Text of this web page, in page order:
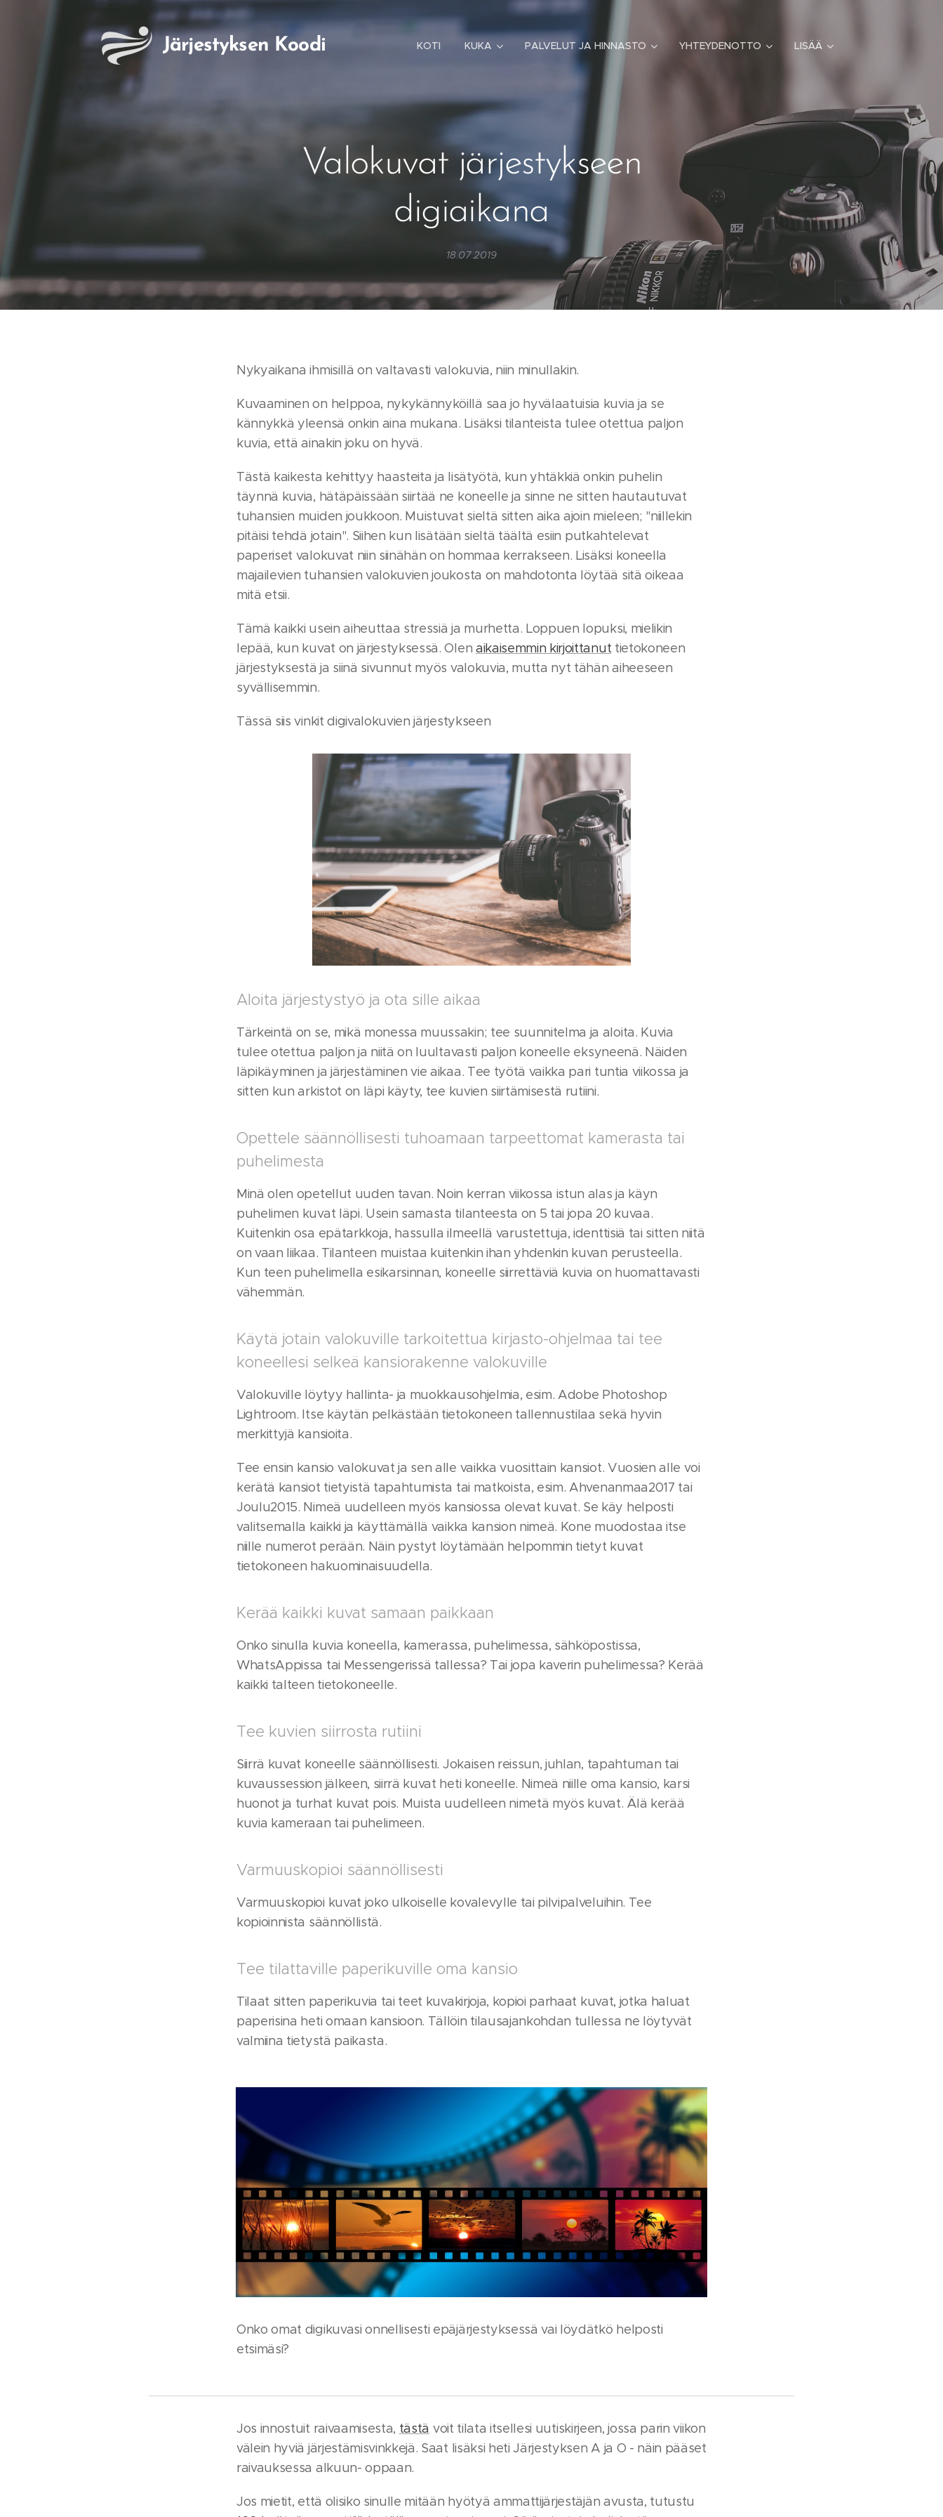
Järjestyksen Koodi KOTI KUKA PALVELUT JA HINNASTO YHTEYDENOTTO LISÄÄ
Valokuvat järjestykseen
digiaikana
18.07.2019
Nykyaikana ihmisillä on valtavasti valokuvia, niin minullakin.
Kuvaaminen on helppoa, nykykännyköillä saa jo hyvälaatuisia kuvia ja se
kännykkä yleensä onkin aina mukana. Lisäksi tilanteista tulee otettua paljon
kuvia, että ainakin joku on hyvä.
Tästä kaikesta kehittyy haasteita ja lisätyötä, kun yhtäkkiä onkin puhelin
täynnä kuvia, hätäpäissään siirtää ne koneelle ja sinne ne sitten hautautuvat
tuhansien muiden joukkoon. Muistuvat sieltä sitten aika ajoin mieleen; "niillekin
pitäisi tehdä jotain". Siihen kun lisätään sieltä täältä esiin putkahtelevat
paperiset valokuvat niin siinähän on hommaa kerrakseen. Lisäksi koneella
majailevien tuhansien valokuvien joukosta on mahdotonta löytää sitä oikeaa
mitä etsii.
Tämä kaikki usein aiheuttaa stressiä ja murhetta. Loppuen lopuksi, mielikin
lepää, kun kuvat on järjestyksessä. Olen aikaisemmin kirjoittanuttietokoneen
järjestyksestä ja siinä sivunnut myös valokuvia, mutta nyt tähän aiheeseen
syvällisemmin.
Tässä siis vinkit digivalokuvien järjestykseen
Aloita järjestystyö ja ota sille aikaa
Tärkeintä on se, mikä monessa muussakin; tee suunnitelma ja aloita. Kuvia
tulee otettua paljon ja niitä on luultavasti paljon koneelle eksyneenä. Näiden
läpikäyminen ja järjestäminen vie aikaa. Tee työtä vaikka pari tuntia viikossa ja
sitten kun arkistot on läpi käyty, tee kuvien siirtämisestä rutiini.
Opettele säännöllisesti tuhoamaan tarpeettomat kamerasta tai
puhelimesta
Minä olen opetellut uuden tavan. Noin kerran viikossa istun alas ja käyn
puhelimen kuvat läpi. Usein samasta tilanteesta on 5 tai jopa 20 kuvaa.
Kuitenkin osa epätarkkoja, hassulla ilmeellä varustettuja, identtisiä tai sitten niitä
on vaan liikaa. Tilanteen muistaa kuitenkin ihan yhdenkin kuvan perusteella.
Kun teen puhelimella esikarsinnan, koneelle siirrettäviä kuvia on huomattavasti
vähemmän.
Käytä jotain valokuville tarkoitettua kirjasto-ohjelmaa tai tee
koneellesi selkeä kansiorakenne valokuville
Valokuville löytyy hallinta- ja muokkausohjelmia, esim. Adobe Photoshop
Lightroom. Itse käytän pelkästään tietokoneen tallennustilaa sekä hyvin
merkittyjä kansioita.
Tee ensin kansio valokuvat ja sen alle vaikka vuosittain kansiot. Vuosien alle voi
kerätä kansiot tietyistä tapahtumista tai matkoista, esim. Ahvenanmaa2017 tai
Joulu2015. Nimeä uudelleen myös kansiossa olevat kuvat. Se käy helposti
valitsemalla kaikki ja käyttämällä vaikka kansion nimeä. Kone muodostaa itse
niille numerot perään. Näin pystyt löytämään helpommin tietyt kuvat
tietokoneen hakuominaisuudella.
Kerää kaikki kuvat samaan paikkaan
Onko sinulla kuvia koneella, kamerassa, puhelimessa, sähköpostissa,
WhatsAppissa tai Messengerissä tallessa? Tai jopa kaverin puhelimessa? Kerää
kaikki talteen tietokoneelle.
Tee kuvien siirrosta rutiini
Siirrä kuvat koneelle säännöllisesti. Jokaisen reissun, juhlan, tapahtuman tai
kuvaussession jälkeen, siirrä kuvat heti koneelle. Nimeä niille oma kansio, karsi
huonot ja turhat kuvat pois. Muista uudelleen nimetä myös kuvat. Älä kerää
kuvia kameraan tai puhelimeen.
Varmuuskopioi säännöllisesti
Varmuuskopioi kuvat joko ulkoiselle kovalevylle tai pilvipalveluihin. Tee
kopioinnista säännöllistä.
Tee tilattaville paperikuville oma kansio
Tilaat sitten paperikuvia tai teet kuvakirjoja, kopioi parhaat kuvat, jotka haluat
paperisina heti omaan kansioon. Tällöin tilausajankohdan tullessa ne löytyvät
valmiina tietystä paikasta.
Onko omat digikuvasi onnellisesti epäjärjestyksessä vai löydätkö helposti
etsimäsi?
Jos innostuit raivaamisesta, tästä voit tilata itsellesi uutiskirjeen, jossa parin viikon
välein hyviä järjestämisvinkkejä. Saat lisäksi heti Järjestyksen A ja O - näin pääset
raivauksessa alkuun- oppaan.
Jos mietit, että olisiko sinulle mitään hyötyä ammattijärjestäjän avusta, tutustu